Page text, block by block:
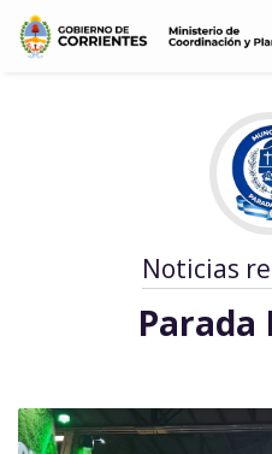
Noticias
Parada